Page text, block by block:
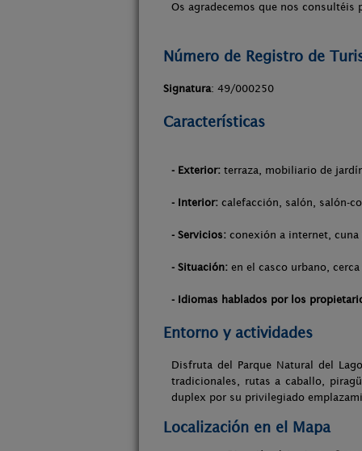
Os agradecemos que nos consultéis
Número de Registro de
Signatura: 49/000250
Características
- Exterior: terraza, mobiliario de
- Interior: calefacción, salón, salón-
- Servicios: conexión a internet, cuna
- Situación: en el casco urbano,
- Idiomas hablados por los
Entorno y actividades
Disfruta del Parque Natural del
tradicionales, rutas a caballo,
duplex por su privilegiado
Localización en el Mapa